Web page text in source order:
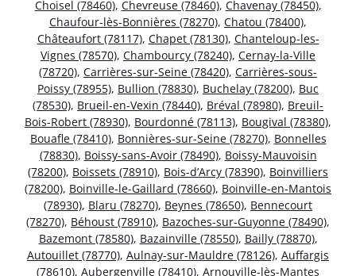
Choisel (78460), Chevreuse (78460), Chavenay (78450),
Chaufour-lès-Bonnières (78270), Chatou (78400),
Châteaufort (78117), Chapet (78130), Chanteloup-les-
Vignes (78570), Chambourcy (78240), Cernay-la-Ville
(78720), Carrières-sur-Seine (78420), Carrières-sous-
Poissy (78955), Bullion (78830), Buchelay (78200), Buc
(78530), Brueil-en-Vexin (78440), Bréval (78980), Breuil-
Bois-Robert (78930), Bourdonné (78113), Bougival (78380),
Bouafle (78410), Bonnières-sur-Seine (78270), Bonnelles
(78830), Boissy-sans-Avoir (78490), Boissy-Mauvoisin
(78200), Boissets (78910), Bois-d’Arcy (78390), Boinvilliers
(78200), Boinville-le-Gaillard (78660), Boinville-en-Mantois
(78930), Blaru (78270), Beynes (78650), Bennecourt
(78270), Béhoust (78910), Bazoches-sur-Guyonne (78490),
Bazemont (78580), Bazainville (78550), Bailly (78870),
Autouillet (78770), Aulnay-sur-Mauldre (78126), Auffargis
(78610), Aubergenville (78410), Arnouville-lès-Mantes